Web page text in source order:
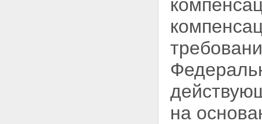
на